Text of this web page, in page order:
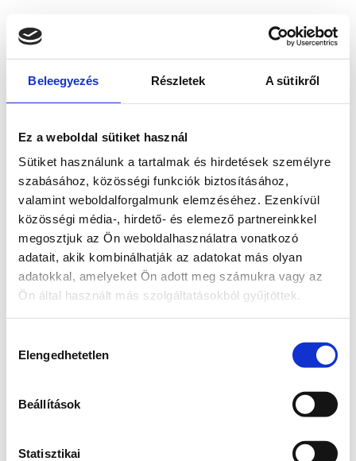
Beleegyezés Részletek A sütikről
Ez a weboldal sütiket használ
Sütiket használunk a tartalmak és hirdetések személyre
szabásához, közösségi funkciók biztosításához,
valamint weboldalforgalmunk elemzéséhez. Ezenkívül
közösségi média-, hirdető- és elemező partnereinkkel
megosztjuk az Ön weboldalhasználatra vonatkozó
adatait, akik kombinálhatják az adatokat más olyan
adatokkal, amelyeket Ön adott meg számukra vagy az
Ön által használt más szolgáltatásokból gyűjtöttek.
kiválasztása
Elengedhetetlen
Beállítások
Statisztikai
loadingwww.bicapp.hu
(see the browser console for more